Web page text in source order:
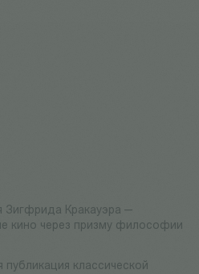
Зигфрида Кракауэра —
кино через призму философии
публикация классической